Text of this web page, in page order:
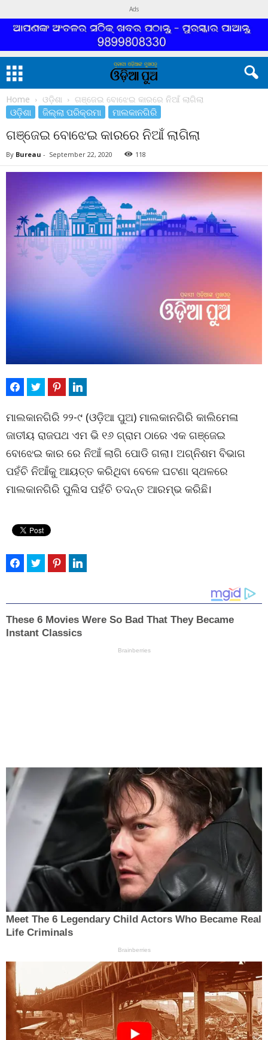
Ads
Home ଓଡ଼ିଶା ଗଞ୍ଜେଇ ବୋଝେଇ କାରରେ ନିଆଁ ଲାଗିଲା
ଓଡ଼ିଶା ଜିଲ୍ଲା ପରିକ୍ରମା ମାଲକାନଗିରି
ଗଞ୍ଜେଇ ବୋଝେଇ କାରରେ ନିଆଁ ଲାଗିଲା
By Bureau - September 22, 2020 118
ମାଲକାନଗିରି ୨୨-୯ (ଓଡ଼ିଆ ପୁଅ) ମାଲକାନଗିରି କାଲିମେଳା
ଜାତୀୟ ରାଜପଥ ଏମ ଭି ୧୬ ଗ୍ରାମ ଠାରେ ଏକ ଗଞ୍ଜେଇ
ବୋଝେଇ କାର ରେ ନିଆଁ ଲାଗି ପୋଡି ଗଲା। ଅଗ୍ନିଶମ ବିଭାଗ
ପହଁଚି ନିଆଁକୁ ଆୟତ୍ତ କରିଥିବା ବେଳେ ଘଟଣା ସ୍ଥଳରେ
ମାଲକାନଗିରି ପୁଲିସ ପହଁଚି ତଦନ୍ତ ଆରମ୍ଭ କରିଛି।